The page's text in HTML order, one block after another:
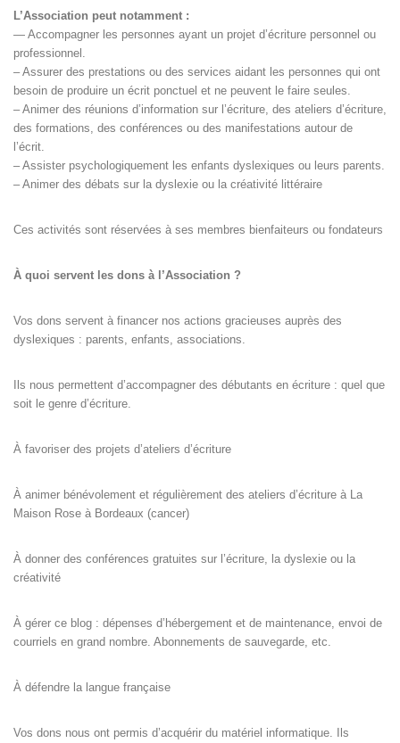
L’Association peut notamment :
— Accompagner les personnes ayant un projet d’écriture personnel ou
professionnel.
– Assurer des prestations ou des services aidant les personnes qui ont
besoin de produire un écrit ponctuel et ne peuvent le faire seules.
– Animer des réunions d’information sur l’écriture, des ateliers d’écriture,
des formations, des conférences ou des manifestations autour de
l’écrit.
– Assister psychologiquement les enfants dyslexiques ou leurs parents.
– Animer des débats sur la dyslexie ou la créativité littéraire
Ces activités sont réservées à ses membres bienfaiteurs ou fondateurs
À quoi servent les dons à l’Association ?
Vos dons servent à financer nos actions gracieuses auprès des
dyslexiques : parents, enfants, associations.
Ils nous permettent d’accompagner des débutants en écriture : quel que
soit le genre d’écriture.
À favoriser des projets d’ateliers d’écriture
À animer bénévolement et régulièrement des ateliers d’écriture à La
Maison Rose à Bordeaux (cancer)
À donner des conférences gratuites sur l’écriture, la dyslexie ou la
créativité
À gérer ce blog : dépenses d’hébergement et de maintenance, envoi de
courriels en grand nombre. Abonnements de sauvegarde, etc.
À défendre la langue française
Vos dons nous ont permis d’acquérir du matériel informatique. Ils